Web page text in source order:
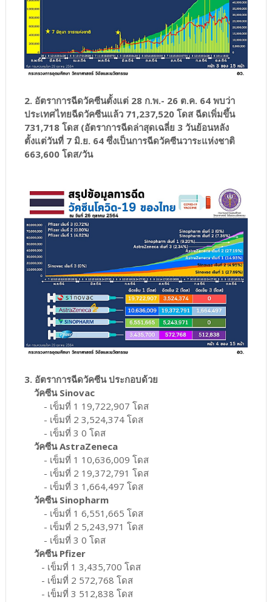
2. อัตราการฉีดวัคซีนตั้งแต่ 28 ก.พ.- 26 ต.ค. 64 พบว่า
ประเทศไทยฉีดวัคซีนแล้ว 71,237,520 โดส ฉีดเพิ่มขึ้น
731,718 โดส (อัตราการฉีดล่าสุดเฉลี่ย 3 วันย้อนหลัง
ตั้งแต่วันที่ 7 มิ.ย. 64 ซึ่งเป็นการฉีดวัคซีนวาระแห่งชาติ
663,600 โดส/วัน
3. อัตราการฉีดวัคซีน ประกอบด้วย
วัคซีน Sinovac
- เข็มที่ 1 19,722,907 โดส
- เข็มที่ 2 3,524,374 โดส
- เข็มที่ 3 0 โดส
วัคซีน AstraZeneca
- เข็มที่ 1 10,636,009 โดส
- เข็มที่ 2 19,372,791 โดส
- เข็มที่ 3 1,664,497 โดส
วัคซีน Sinopharm
- เข็มที่ 1 6,551,665 โดส
- เข็มที่ 2 5,243,971 โดส
- เข็มที่ 3 0 โดส
วัคซีน Pfizer
- เข็มที่ 1 3,435,700 โดส
- เข็มที่ 2 572,768 โดส
- เข็มที่ 3 512,838 โดส